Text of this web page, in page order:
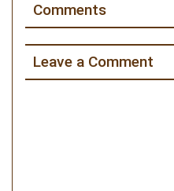
Comments
Leave a Comment